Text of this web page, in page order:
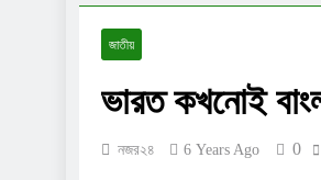
জাতীয়
ভারত কখনোই
নজর২৪ 6 Years Ago 0